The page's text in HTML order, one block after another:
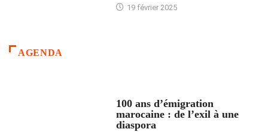
19 février 2025
AGENDA
100 ans d’émigration
marocaine : de l’exil à une
diaspora